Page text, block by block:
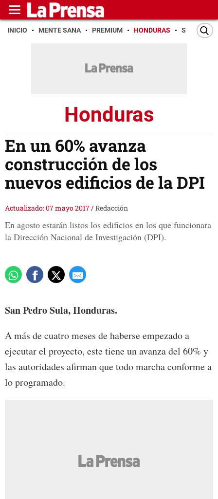
INICIO MENTE SANA PREMIUM HONDURAS SAN PEDRO
Honduras
En un 60% avanza
construcción de los
nuevos edificios de la DPI
Actualizado: 07 mayo 2017/Redacción
En agosto estarán listos los edificios en los que funcionara
la Dirección Nacional de Investigación (DPI).
San Pedro Sula, Honduras.
A más de cuatro meses de haberse empezado a
ejecutar el proyecto, este tiene un avanza del 60% y
las autoridades afirman que todo marcha conforme a
lo programado.